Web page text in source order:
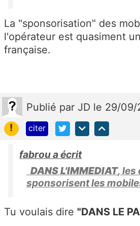
La "sponsorisation" des
l'opérateur est quasiment
française.
Publié par JD le 29/09/
!
citer
fabrou a écrit
DANS L'IMMEDIAT, les
sponsorisent les
Tu voulais dire "DANS LE